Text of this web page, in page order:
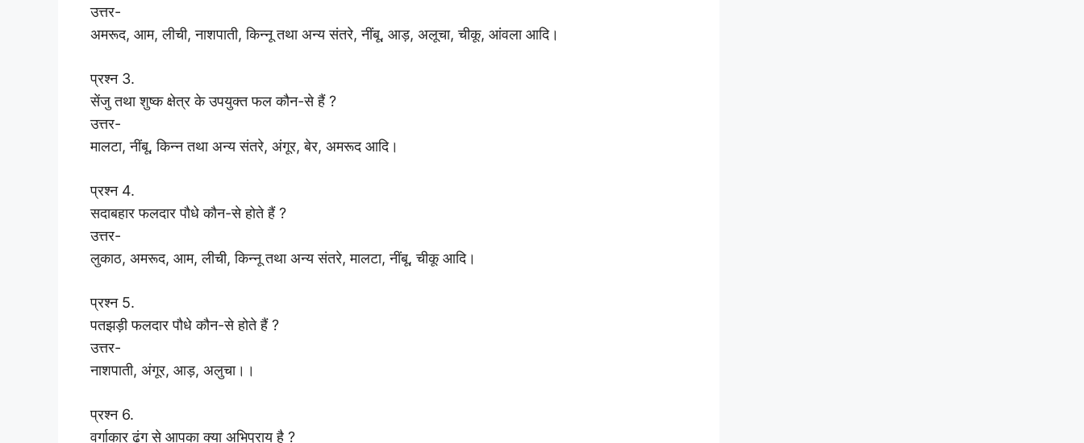
उत्तर-
अमरूद, आम, लीची, नाशपाती, किन्नू तथा अन्य संतरे, नींबू, आड़, अलूचा, चीकू, आंवला आदि।
प्रश्न 3.
सेंजु तथा शुष्क क्षेत्र के उपयुक्त फल कौन-से हैं ?
उत्तर-
मालटा, नींबू, किन्न तथा अन्य संतरे, अंगूर, बेर, अमरूद आदि।
प्रश्न 4.
सदाबहार फलदार पौधे कौन-से होते हैं ?
उत्तर-
लुकाठ, अमरूद, आम, लीची, किन्नू तथा अन्य संतरे, मालटा, नींबू, चीकू आदि।
प्रश्न 5.
पतझड़ी फलदार पौधे कौन-से होते हैं ?
उत्तर-
नाशपाती, अंगूर, आड़, अलुचा।।
प्रश्न 6.
वर्गाकार ढंग से आपका क्या अभिप्राय है ?